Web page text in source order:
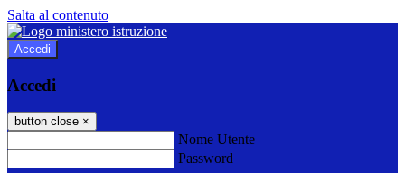
Salta al contenuto
Accedi
Accedi
button close ×
Nome Utente
Password